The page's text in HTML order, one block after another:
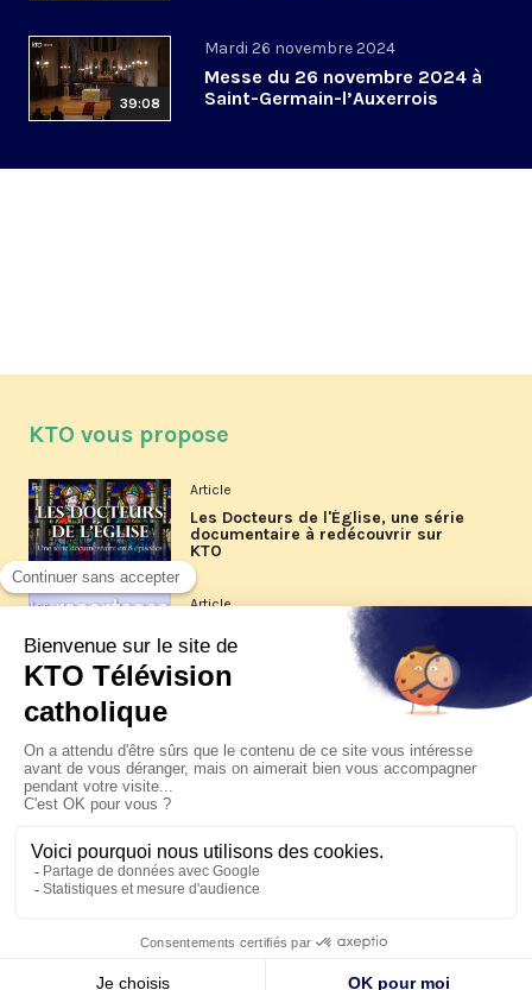
39:08
Mardi 26 novembre 2024
Messe du 26 novembre 2024 à
Saint-Germain-l’Auxerrois
KTO vous propose
Article
Les Docteurs de l'Église, une série
documentaire à redécouvrir sur
KTO
Article
Les reportages d'été 2026 de KTO
La visite pastorale du pape Léon
XIV à Assise à suivre sur KTO le
jeudi 6 août
Le pape en Uruguay, Argentine et
Pérou du 6 au 17 novembre 2026